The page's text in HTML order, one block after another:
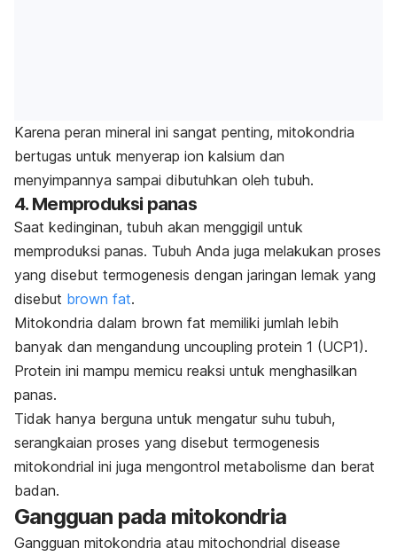
Karena peran mineral ini sangat penting, mitokondria
bertugas untuk menyerap ion kalsium dan
menyimpannya sampai dibutuhkan oleh tubuh.
4. Memproduksi panas
Saat kedinginan, tubuh akan menggigil untuk
memproduksi panas. Tubuh Anda juga melakukan proses
yang disebut termogenesis dengan jaringan lemak yang
disebut brown fat.
Mitokondria dalam brown fat memiliki jumlah lebih
banyak dan mengandung uncoupling protein 1 (UCP1).
Protein ini mampu memicu reaksi untuk menghasilkan
panas.
Tidak hanya berguna untuk mengatur suhu tubuh,
serangkaian proses yang disebut termogenesis
mitokondrial ini juga mengontrol metabolisme dan berat
badan.
Gangguan pada mitokondria
Gangguan mitokondria atau mitochondrial disease